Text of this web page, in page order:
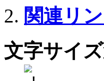
関連リ
文字サイ